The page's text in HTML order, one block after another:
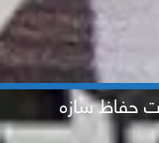
حفاظ سازه
دیوار